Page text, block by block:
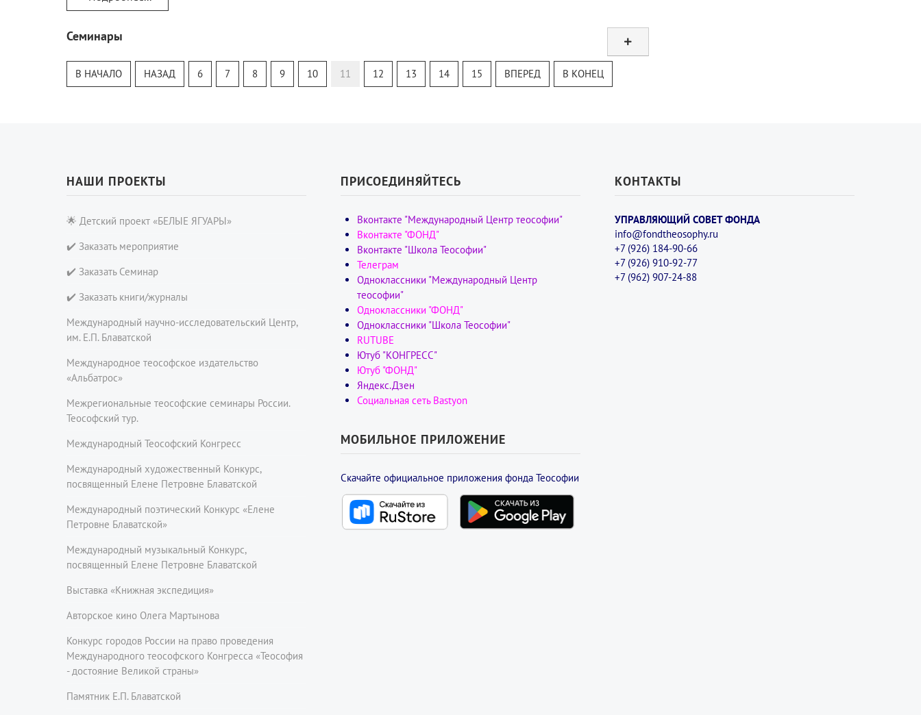
Семинары
Теософский Квизи
Тайная Доктрина
В НАЧАЛО НАЗАД 6 7 8 9 10 11 12 13 14 15 ВПЕРЕД В КОНЕЦ
НАШИ ПРОЕКТЫ
🌟 Детский проект «БЕЛЫЕ ЯГУАРЫ»
✔️ Заказать мероприятие
✔️ Заказать Семинар
✔️ Заказать книги/журналы
Международный научно-исследовательский Центр,
им. Е.П. Блаватской
Международное теософское издательство
«Альбатрос»
Межрегиональные теософские семинары России.
Теософский тур.
Международный Теософский Конгресс
Международный художественный Конкурс,
посвященный Елене Петровне Блаватской
Международный поэтический Конкурс «Елене
Петровне Блаватской»
Международный музыкальный Конкурс,
посвященный Елене Петровне Блаватской
Выставка «Книжная экспедиция»
Авторское кино Олега Мартынова
Конкурс городов России на право проведения
Международного теософского Конгресса «Теософия
- достояние Великой страны»
Памятник Е.П. Блаватской
ПРИСОЕДИНЯЙТЕСЬ
Вконтакте "Международный Центр теософии"
Вконтакте "ФОНД"
Вконтакте "Школа Теософии"
Телеграм
Одноклассники "Международный Центр
теософии"
Одноклассники "ФОНД"
Одноклассники "Школа Теософии"
RUTUBE
Ютуб "КОНГРЕСС"
Ютуб "ФОНД"
Яндекс.Дзен
Социальная сеть Bastyon
МОБИЛЬНОЕ ПРИЛОЖЕНИЕ
Скачайте официальное приложения фонда Теософии
КОНТАКТЫ
УПРАВЛЯЮЩИЙ СОВЕТ ФОНДА
info@fondtheosophy.ru
+7 (926) 184-90-66
+7 (926) 910-92-77
+7 (962) 907-24-88